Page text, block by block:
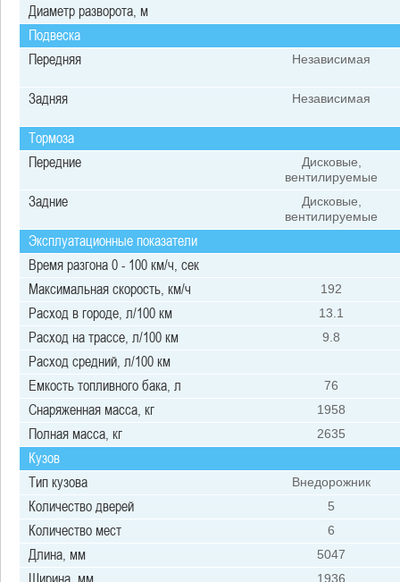
Диаметр разворота, м
Подвеска
Передняя
Независимая
Задняя Независимая
Тормоза
Передние
Дисковые,
вентилируемые
Задние
Дисковые,
вентилируемые
Эксплуатационные показатели
Время разгона 0 - 100 км/ч, сек
Максимальная скорость, км/ч
192
Расход в городе, л/100 км 13.1
Расход на трассе, л/100 км 9.8
Расход средний, л/100 км
Емкость топливного бака, л
76
Снаряженная масса, кг 1958
Полная масса, кг 2635
Кузов
Тип кузова
Внедорожник
Количество дверей 5
Количество мест 6
Длина, мм 5047
1936